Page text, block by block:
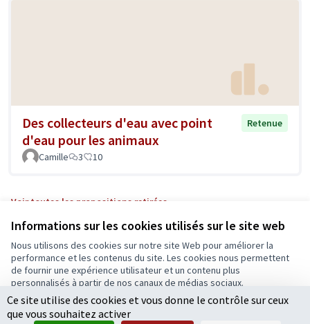
Informations sur les cookies utilisés sur le site web
Nous utilisons des cookies sur notre site Web pour améliorer la
performance et les contenus du site. Les cookies nous permettent
de fournir une expérience utilisateur et un contenu plus
personnalisés à partir de nos canaux de médias sociaux.
Tout accepter
Des collecteurs d'eau avec point
d'eau pour les animaux
Retenue
Camille 3 10
Voir toutes les propositions retirées
Conditions d'utilisation
Paramètres des cookies
Ecrivons Angers sur X
(Lien externe)
Ecrivons Angers sur Facebook
(Lien externe)
Ce site utilise des cookies et vous donne le contrôle sur ceux
que vous souhaitez activer